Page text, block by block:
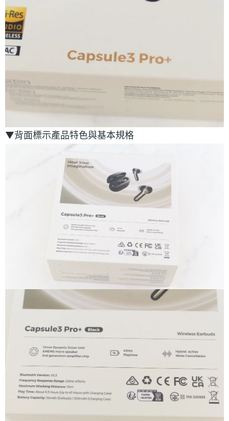
▼背面標示產品特色與基本規格